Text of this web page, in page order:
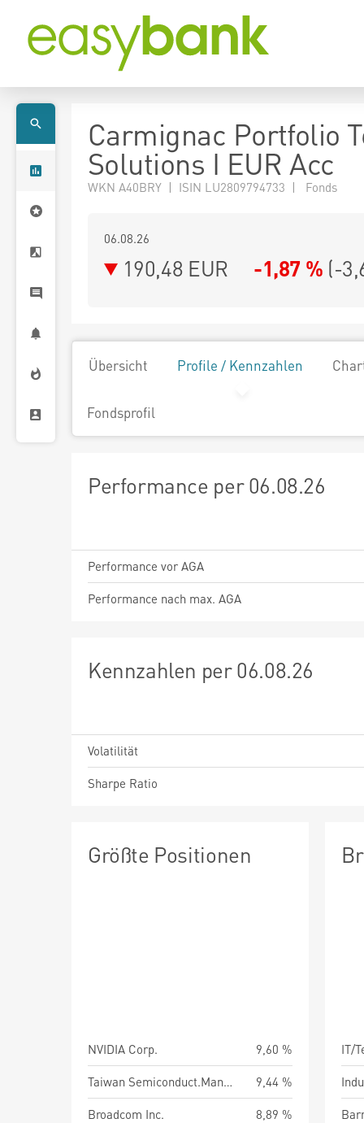
Carmignac Portfolio
Solutions I EUR Acc
WKN A40BRY | ISIN LU2809794733 | Fonds
06.08.26
190,48 EUR -1,87 % (-
Übersicht Profile / Kennzahlen
Fondsprofil
Performance per 06.08.26
Performance vor AGA
Performance nach max. AGA
Kennzahlen per 06.08.26
Volatilität
Sharpe Ratio
Größte Positionen
NVIDIA Corp.
9,60 %
Taiwan Semiconduct.Manufact.Co
9,44 %
Broadcom Inc.
8,89 %
IT/